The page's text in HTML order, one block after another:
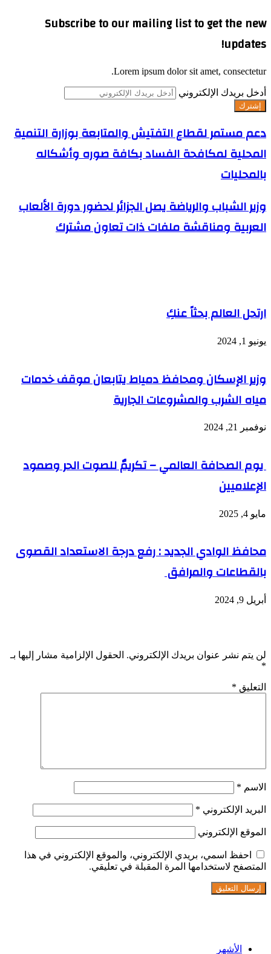
Subscribe to our mailing list to get the new
updates!
Lorem ipsum dolor sit amet, consectetur.
أدخل بريدك الإلكتروني
دعم مستمر لقطاع التفتيش والمتابعة بوزارة التنمية
المحلية لمكافحة الفساد بكافة صوره وأشكاله
بالمحليات
وزير الشباب والرياضة يصل الجزائر لحضور دورة الألعاب
العربية ومناقشة ملفات ذات تعاون مشترك
ارتحل العالم بحثاً عنكِ
يونيو 1, 2024
وزير الإسكان ومحافظ دمياط يتابعان موقف خدمات
مياه الشرب والمشروعات الجارية
نوفمبر 21, 2024
يوم الصحافة العالمي – تكريمٌ للصوت الحر وصمود
الإعلاميين
مايو 4, 2025
محافظ الوادي الجديد : رفع درجة الاستعداد القصوى
بالقطاعات والمرافق
أبريل 9, 2024
لن يتم نشر عنوان بريدك الإلكتروني. الحقول الإلزامية مشار إليها بـ
*
التعليق *
الاسم *
البريد الإلكتروني *
الموقع الإلكتروني
احفظ اسمي، بريدي الإلكتروني، والموقع الإلكتروني في هذا
المتصفح لاستخدامها المرة المقبلة في تعليقي.
الأشهر